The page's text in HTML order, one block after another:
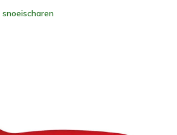
snoeischaren